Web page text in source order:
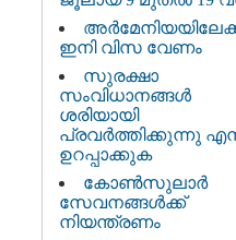
ഇനി വിസ വേണം
സുരക്ഷാ
സംവിധാനങ്ങൾ
ശരിയായി
പ്രവർത്തിക്കുന്നു
ഉറപ്പാക്കുക
കോൺസുലാർ
സേവനങ്ങൾക്ക്
നിയന്ത്രണം